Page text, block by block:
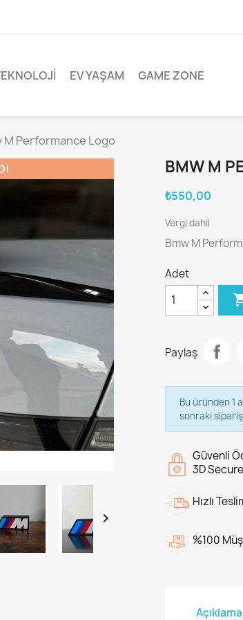
EV YAŞAM GAME ZONE
M Performance Logo

BMW M
₺550,00
Vergi dahil
Bmw M
Adet
Paylaş
Bu üründen 1
sonraki
Güvenli
3D
Hızlı
%100
Açıklama